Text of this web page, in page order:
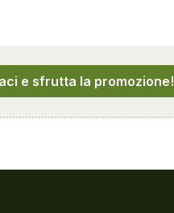
e sfrutta la promozione!